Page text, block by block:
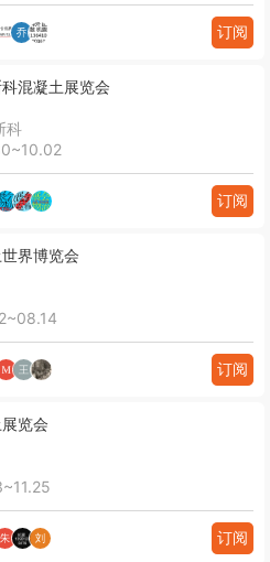
订阅
混凝土展览会
科
订阅
界博览会
订阅
览会
订阅